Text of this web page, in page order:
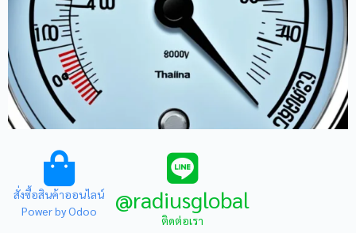
สั่งซื้อสินค้าออนไลน์
Power by Odoo
@radiusglobal
ติดต่อเรา